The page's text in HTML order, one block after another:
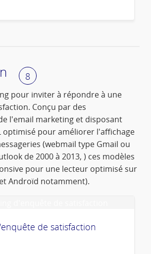
8
pour inviter à répondre à une
Conçu par des
l'email marketing et disposant
optimisé pour améliorer l'affichage
(webmail type Gmail ou
de 2000 à 2013, ) ces modèles
pour une lecteur optimisé sur
Androïd notamment).
de satisfaction